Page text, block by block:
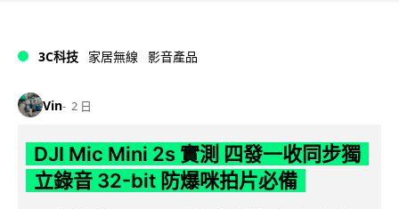
3C科技 家居無線 影音產品
Vin 2 日
DJI Mic Mini 2s 實測 四發一收同步獨
立錄音 32-bit 防爆咪拍片必備